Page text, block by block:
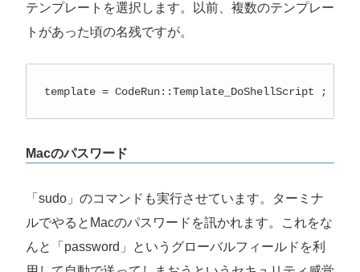
テンプレートを選択します。以前、複数のテンプレー
トがあった頃の名残ですが。
template = CodeRun::Template_DoShellScript ;
Macのパスワード
「sudo」のコマンドも実行させています。ターミナ
ルでやるとMacのパスワードを訊かれます。これをな
んと「password」というグローバルフィールドを利